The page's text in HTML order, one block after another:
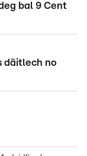
bal 9 Cent
däitlech no